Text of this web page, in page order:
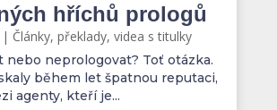
hříchů prologů
| Články, překlady, videa s titulky
nebo neprologovat? Toť otázka.
během let špatnou reputaci,
agenty, kteří je...